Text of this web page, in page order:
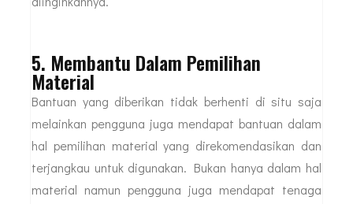
5. Membantu Dalam Pemilihan
Material
Bantuan yang diberikan tidak berhenti di situ saja
melainkan pengguna juga mendapat bantuan dalam
hal pemilihan material yang direkomendasikan dan
terjangkau untuk digunakan. Bukan hanya dalam hal
material namun pengguna juga mendapat tenaga